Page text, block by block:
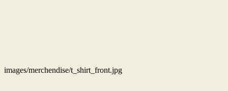
images/merchendise/t_shirt_front.jpg